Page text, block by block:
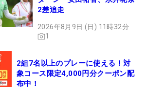
2差追走
2026年8月9日 (日) 11時32分
1
2組7名以上のプレーに使える！対
象コース限定4,000円分クーポン配
布中！